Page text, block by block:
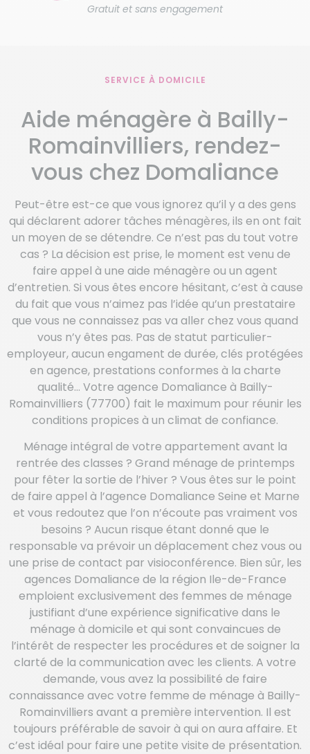
Gratuit et sans engagement
SERVICE À DOMICILE
Aide ménagère à Bailly-
Romainvilliers, rendez-
vous chez Domaliance
Peut-être est-ce que vous ignorez qu’il y a des gens
qui déclarent adorer tâches ménagères, ils en ont fait
un moyen de se détendre. Ce n’est pas du tout votre
cas ? La décision est prise, le moment est venu de
faire appel à une aide ménagère ou un agent
d’entretien. Si vous êtes encore hésitant, c’est à cause
du fait que vous n’aimez pas l’idée qu’un prestataire
que vous ne connaissez pas va aller chez vous quand
vous n’y êtes pas. Pas de statut particulier-
employeur, aucun engament de durée, clés protégées
en agence, prestations conformes à la charte
qualité… Votre agence Domaliance à Bailly-
Romainvilliers (77700) fait le maximum pour réunir les
conditions propices à un climat de confiance.
Ménage intégral de votre appartement avant la
rentrée des classes ? Grand ménage de printemps
pour fêter la sortie de l’hiver ? Vous êtes sur le point
de faire appel à l’agence Domaliance Seine et Marne
et vous redoutez que l’on n’écoute pas vraiment vos
besoins ? Aucun risque étant donné que le
responsable va prévoir un déplacement chez vous ou
une prise de contact par visioconférence. Bien sûr, les
agences Domaliance de la région Ile-de-France
emploient exclusivement des femmes de ménage
justifiant d’une expérience significative dans le
ménage à domicile et qui sont convaincues de
l’intérêt de respecter les procédures et de soigner la
clarté de la communication avec les clients. A votre
demande, vous avez la possibilité de faire
connaissance avec votre femme de ménage à Bailly-
Romainvilliers avant a première intervention. Il est
toujours préférable de savoir à qui on aura affaire. Et
c’est idéal pour faire une petite visite de présentation.